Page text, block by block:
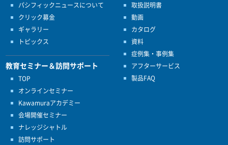
パシフィックニュースについて
クリック募金
ギャラリー
トピックス
教育セミナー＆訪問サポート
TOP
オンラインセミナー
Kawamuraアカデミー
会場開催セミナー
ナレッジシャトル
訪問サポート
取扱説明書
動画
カタログ
資料
症例集・事例集
アフターサービス
製品FAQ